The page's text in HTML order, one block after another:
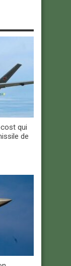
qui
de